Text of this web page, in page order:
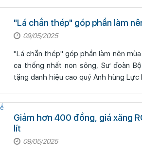
"Lá chắn thép" góp phần làm
09/05/2025
"Lá chắn thép" góp phần làm nên mùa Xuân đại thắng (LĐ
ca thống nhất non sông, Sư đoàn
tặng danh hiệu cao quý Anh hùng
Giảm hơn 400 đồng, giá xăng
lít
09/05/2025